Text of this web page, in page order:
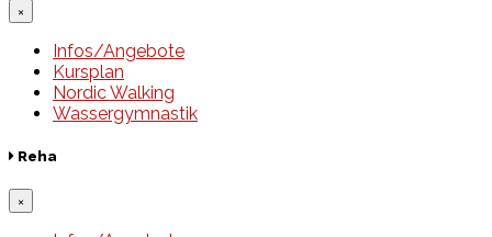
×
Infos/Angebote
Kursplan
Nordic Walking
Wassergymnastik
Reha
×